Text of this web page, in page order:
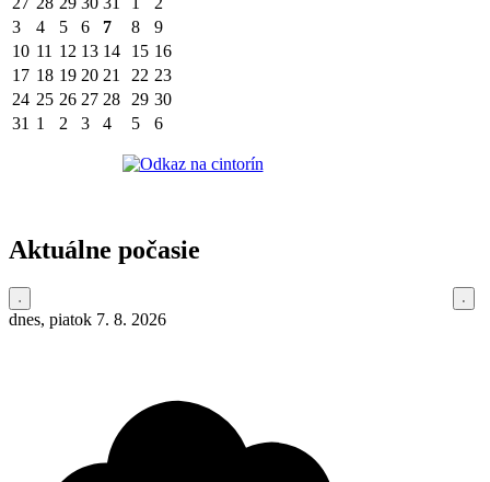
3
4 5 6 7 8
9
10 11 12 13 14 15 16
17 18 19 20 21 22 23
24 25 26 27 28 29 30
31 1 2 3 4 5 6
Aktuálne počasie
dnes, piatok 7. 8. 2026